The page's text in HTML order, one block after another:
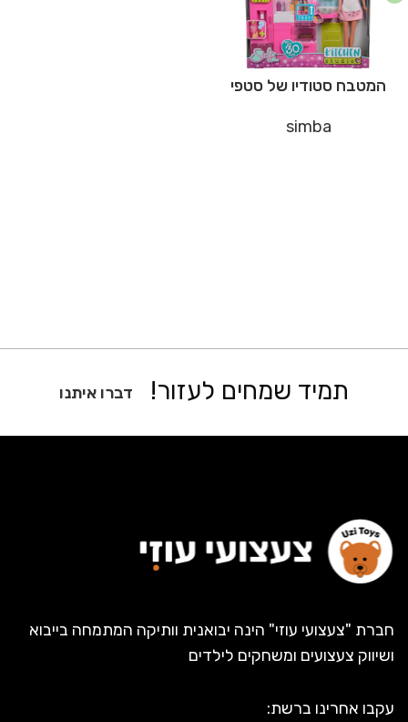
המטבח סטודיו של סטפי
simba
תמיד שמחים לעזור! דברו איתנו
חברת "צעצועי עוזי" הינה יבואנית וותיקה המתמחה בייבוא
ושיווק צעצועים ומשחקים לילדים
עקבו אחרינו ברשת: